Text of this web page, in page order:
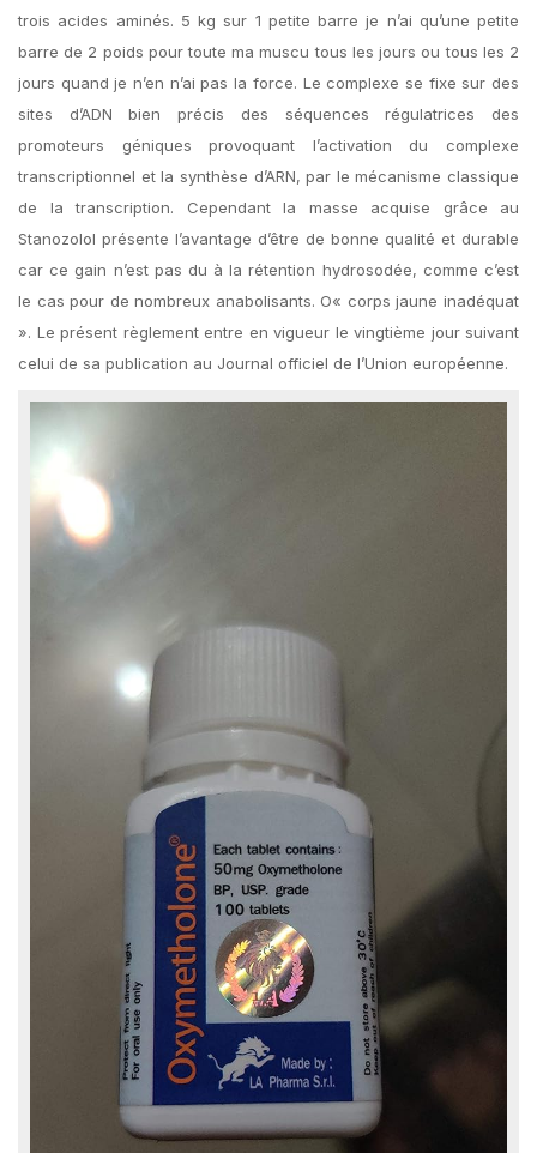
trois acides aminés. 5 kg sur 1 petite barre je n’ai qu’une petite
barre de 2 poids pour toute ma muscu tous les jours ou tous les 2
jours quand je n’en n’ai pas la force. Le complexe se fixe sur des
sites d’ADN bien précis des séquences régulatrices des
promoteurs géniques provoquant l’activation du complexe
transcriptionnel et la synthèse d’ARN, par le mécanisme classique
de la transcription. Cependant la masse acquise grâce au
Stanozolol présente l’avantage d’être de bonne qualité et durable
car ce gain n’est pas du à la rétention hydrosodée, comme c’est
le cas pour de nombreux anabolisants. O« corps jaune inadéquat
». Le présent règlement entre en vigueur le vingtième jour suivant
celui de sa publication au Journal officiel de l’Union européenne.